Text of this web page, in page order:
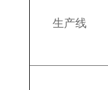
生产线